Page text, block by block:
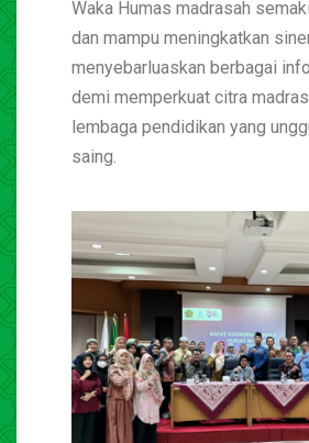
Waka Humas madrasah
dan mampu meningkatkan
menyebarluaskan berbagai
demi memperkuat citra
lembaga pendidikan yang
saing.